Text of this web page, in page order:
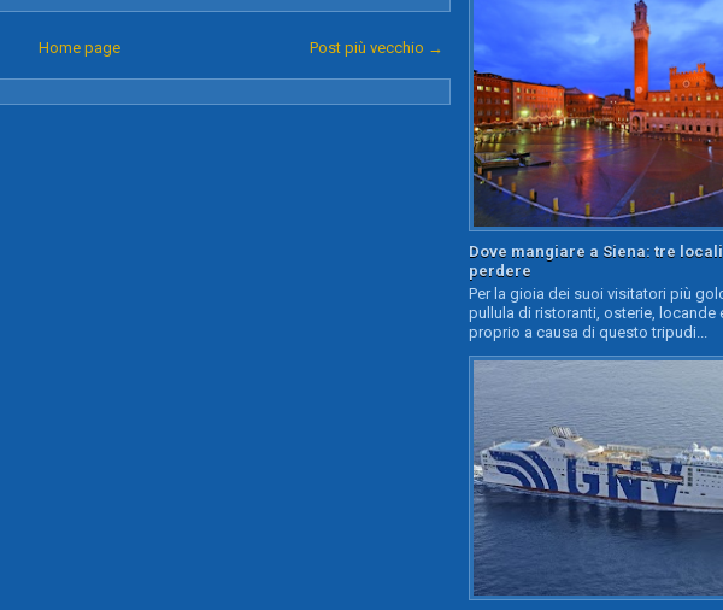
Post più vecchio →
Home page
Dove mangiare a Siena: tre
perdere
Per la gioia dei suoi visitatori più
pullula di ristoranti, osterie, locande
proprio a causa di questo tripudi...